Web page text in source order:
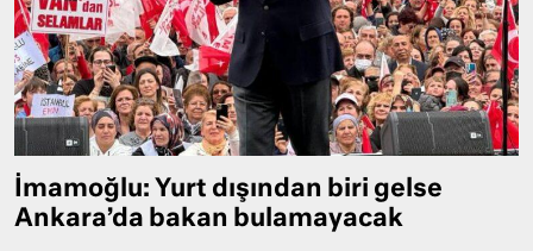
İmamoğlu: Yurt dışından biri gelse
Ankara’da bakan bulamayacak